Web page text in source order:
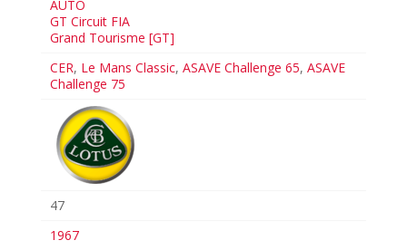
AUTO
GT Circuit FIA
Grand Tourisme [GT]
CER, Le Mans Classic,ASAVE Challenge 65,ASAVE
Challenge 75
47
1967